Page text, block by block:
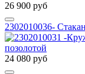
26 900 руб
2302010036-
24 080 руб